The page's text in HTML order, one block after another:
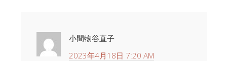
小間物谷直子
2023年4月18日 7:20 AM